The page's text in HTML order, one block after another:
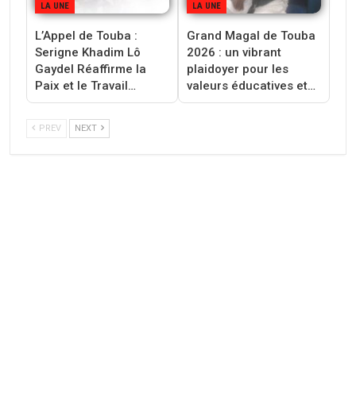
LA UNE
L’Appel de Touba :
Serigne Khadim Lô
Gaydel Réaffirme la
Paix et le Travail…
LA UNE
Grand Magal de Touba
2026 : un vibrant
plaidoyer pour les
valeurs éducatives et…
PREV NEXT